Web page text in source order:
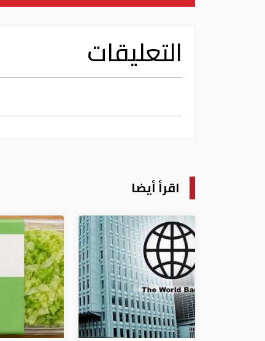
التعليقات
اقرأ أيضا